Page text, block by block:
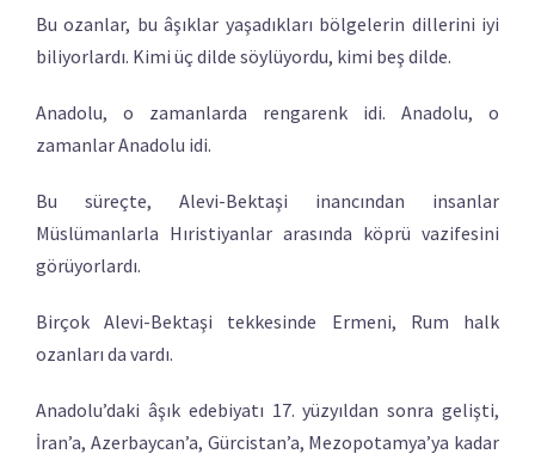
Bu ozanlar, bu âşıklar yaşadıkları bölgelerin dillerini iyi
biliyorlardı. Kimi üç dilde söylüyordu, kimi beş dilde.
Anadolu, o zamanlarda rengarenk idi. Anadolu, o
zamanlar Anadolu idi.
Bu süreçte, Alevi-Bektaşi inancından insanlar
Müslümanlarla Hıristiyanlar arasında köprü vazifesini
görüyorlardı.
Birçok Alevi-Bektaşi tekkesinde Ermeni, Rum halk
ozanları da vardı.
Anadolu’daki âşık edebiyatı 17. yüzyıldan sonra gelişti,
İran’a, Azerbaycan’a, Gürcistan’a, Mezopotamya’ya kadar